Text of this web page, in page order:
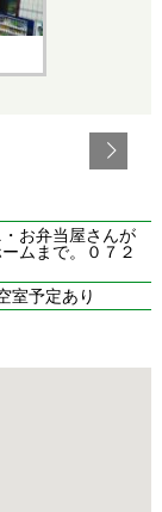
お弁当屋さんが
ムまで。０７２
室予定あり